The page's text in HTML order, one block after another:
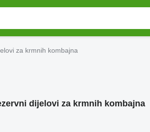
za krmnih kombajna
dijelovi za krmnih kombajna